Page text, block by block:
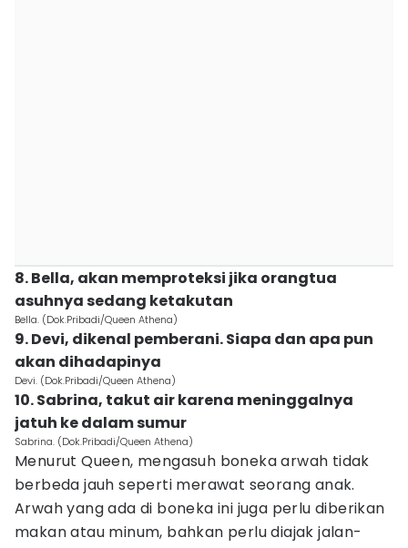
8. Bella, akan memproteksi jika orangtua
asuhnya sedang ketakutan
Bella. (Dok.Pribadi/Queen Athena)
9. Devi, dikenal pemberani. Siapa dan apa pun
akan dihadapinya
Devi. (Dok.Pribadi/Queen Athena)
10. Sabrina, takut air karena meninggalnya
jatuh ke dalam sumur
Sabrina. (Dok.Pribadi/Queen Athena)
Menurut Queen, mengasuh boneka arwah tidak
berbeda jauh seperti merawat seorang anak.
Arwah yang ada di boneka ini juga perlu diberikan
makan atau minum, bahkan perlu diajak jalan-